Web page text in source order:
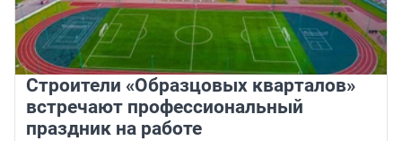
Строители «Образцовых кварталов»
встречают профессиональный
праздник на работе